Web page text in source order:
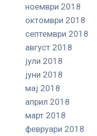
ноември 2018
октомври 2018
септември 2018
август 2018
јули 2018
јуни 2018
мај 2018
април 2018
март 2018
февруари 2018